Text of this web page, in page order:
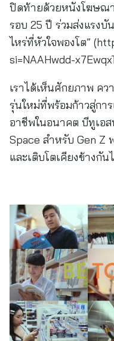
ปิดท้ายด้วยหนังโฆษณา
รอบ 25 ปี ร่วมส่งแรงบั
ไหร่ที่หัวใจพองโต”
si=NAAHwdd-
เราได้เห็นศักยภาพ คว
รุ่นใหม่ที่พร้อมก้าวสู่กา
อาชีพในอนาคต บีทูเอ
Space สำหรับ Gen Z
และเติบโตเคียงข้างกัน